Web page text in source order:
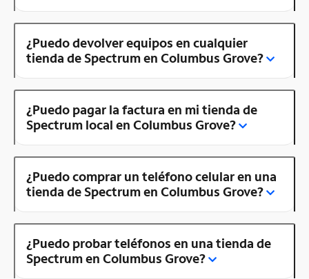
¿Puedo devolver equipos en cualquier
tienda de Spectrum en Columbus Grove?
¿Puedo pagar la factura en mi tienda de
Spectrum local en Columbus Grove?
¿Puedo comprar un teléfono celular en una
tienda de Spectrum en Columbus Grove?
¿Puedo probar teléfonos en una tienda de
Spectrum en Columbus Grove?